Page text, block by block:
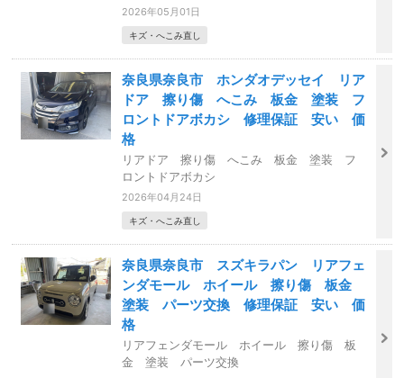
2026年05月01日
キズ・へこみ直し
奈良県奈良市 ホンダオデッセイ リア
ドア 擦り傷 へこみ 板金 塗装 フ
ロントドアボカシ 修理保証 安い 価
格
リアドア 擦り傷 へこみ 板金 塗装 フ
ロントドアボカシ
2026年04月24日
キズ・へこみ直し
奈良県奈良市 スズキラパン リアフェ
ンダモール ホイール 擦り傷 板金
塗装 パーツ交換 修理保証 安い 価
格
リアフェンダモール ホイール 擦り傷 板
金 塗装 パーツ交換